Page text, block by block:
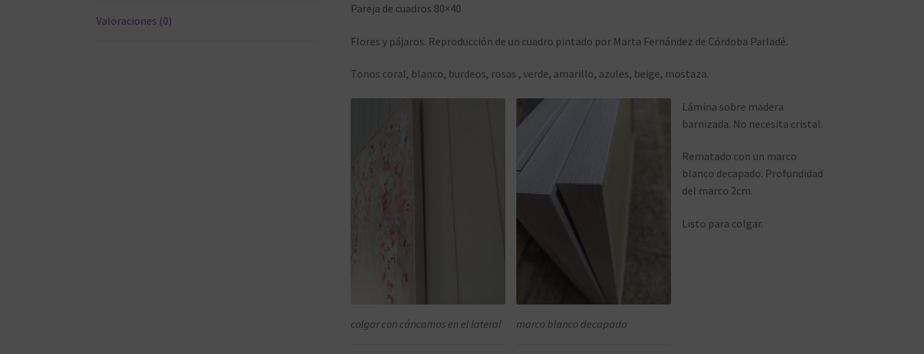
Valoraciones (0)
Pareja de cuadros 80×40
Flores y pájaros. Reproducción de un cuadro pintado por Marta Fernández de Córdoba Parladé.
Tonos coral, blanco, burdeos, rosas , verde, amarillo, azules, beige, mostaza.
colgar con cáncamos en el lateral marco blanco decapado
Lámina sobre madera
barnizada. No necesita cristal.
Rematado con un marco
blanco decapado. Profundidad
del marco 2cm.
Listo para colgar.